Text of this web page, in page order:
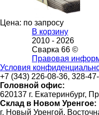
Цена: по запросу
В корзину
2010 - 2026
Сварка 66 ©
Правовая
Условия
+7 (343) 226-08-36, 328-
Головной офис:
620137 г. Екатеринбург,
Склад в Новом Уренгое:
г. Новый Уренгой,